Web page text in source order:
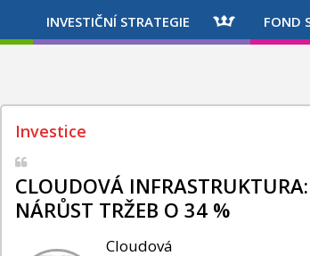
INVESTIČNÍ STRATEGIE FOND
CLOUDOVÁ INFRASTRUKTURA:
NÁRŮST TRŽEB O 34 %
Cloudová